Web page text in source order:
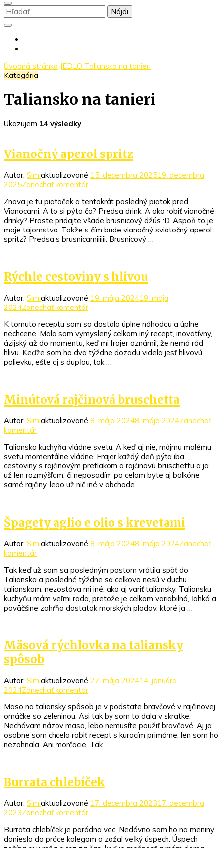
Hľadať:
Úvodná stránka JEDLO Taliansko na tanieri
Kategória
Taliansko na tanieri
Ukazujem 14 výsledky
Vianočný aperol spritz
Autor: Simiaktualizované 15. decembra 202519. decembra
2025Zanechať komentárk
Vianočný
aperol
spritz
Znova je tu piatoček a tentokrát posledný piatok pred
Vianocami. A to si pýta čo? Predsa drink. A ako robiť vianočné
drinky? Proste pridajte všade brusnicový džús :D. Aspoň to je
moje tajomstvo. Takže s čím bude vianočný sviatočný aperol
spritz? Predsa s brusnicamiiiiii. Brusnicový …
Rýchle cestoviny s hlivou
Autor: Simiaktualizované 19. mája 202419. mája
2024Zanechať komentárk
Rýchle
cestoviny
s
hlivou
K tomuto receptu som sa dostala úplne náhodou a úplne
nechcene. Mala som vymyslený celkom iný recept, inovatívny,
ázijský až do momentu, keď mi frajer oznámil, že nemá rád
hlivu. Keďže som ho dva týždne dozadu videla jesť hlivovú
polievku, ešte aj s dupľou, tak …
Minútová rajčinová bruschetta
Autor: Simiaktualizované 8. mája 20248. mája 2024Zanechať
komentárk
Minútová
rajčinová
bruschetta
Talianska kuchyňa vládne svetu. A keď aj nie, môjmu malému
svetu momentálne vládne. Frajer každý deň pýta iba
cestoviny s rajčinovým pretlakom a rajčinovú bruschettu a ja
už len rozmýšľam, či neposadím po celom byte aj balkóne
samé rajčiny, lebo už nič iné v obchode …
Špagety aglio e olio s krevetami
Autor: Simiaktualizované 8. mája 20248. mája 2024Zanechať
komentárk
Špagety
aglio
e
olio
s
Tak keď už som sa posledným postom vrátila späť do
Talianska a posledné týždne sa celkovo nesú v duchu
talianskom, nezostáva mi iné, ako aj variť taliansky. Taliansku
kuchyňu mám veľmi rada, pretože je celkom variabilná, ľahká a
poväčšine zahŕňa dostatok morských plodov, ktoré ja …
Mäsová rýchlovka na taliansky
spôsob
Autor: Simiaktualizované 27. mája 202414. januára
2024Zanechať komentárk
Mäsová
rýchlovka
na
taliansky
spôsob
Mäso na taliansky spôsob je v podstate bravčové v rajčinovej
omáčke so zeleninou. Asi tak by som to dala v skratke.
Nechávam názov mäso, lebo nemusíte použiť bravčové. Aj ja
osobne som chcela robiť recept s kuracím primárne, len som ho
nezohnala. Ani morčacie. Tak …
Burrata chlebíček
Autor: Simiaktualizované 17. decembra 202317. decembra
2023Zanechať komentárk
Burrata
chlebíček
Burrata chlebíček je parádna vec. Nedávno som ho na meniny
doniesla do práce kolegom a zožal veľký úspech. Úspech